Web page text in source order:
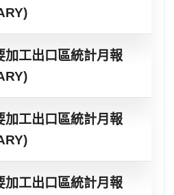
加工出口區統計月報
加工出口區統計月報
加工出口區統計月報